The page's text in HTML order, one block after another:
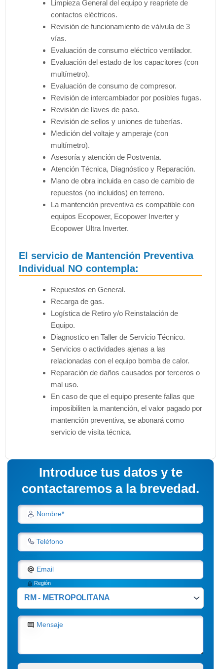
Limpieza General del equipo y reapriete de
contactos eléctricos.
Revisión de funcionamiento de válvula de 3
vías.
Evaluación de consumo eléctrico ventilador.
Evaluación del estado de los capacitores (con
multímetro).
Evaluación de consumo de compresor.
Revisión de intercambiador por posibles fugas.
Revisión de llaves de paso.
Revisión de sellos y uniones de tuberías.
Medición del voltaje y amperaje (con
multímetro).
Asesoría y atención de Postventa.
Atención Técnica, Diagnóstico y Reparación.
Mano de obra incluida en caso de cambio de
repuestos (no incluidos) en terreno.
La mantención preventiva es compatible con
equipos Ecopower, Ecopower Inverter y
Ecopower Ultra Inverter.
El servicio de Mantención Preventiva
Individual NO contempla:
Repuestos en General.
Recarga de gas.
Logística de Retiro y/o Reinstalación de
Equipo.
Diagnostico en Taller de Servicio Técnico.
Servicios o actividades ajenas a las
relacionadas con el equipo bomba de calor.
Reparación de daños causados por terceros o
mal uso.
En caso de que el equipo presente fallas que
imposibiliten la mantención, el valor pagado por
mantención preventiva, se abonará como
servicio de visita técnica.
Introduce tus datos y te
contactaremos a la brevedad.
Nombre*
Teléfono
Email
Región
Mensaje